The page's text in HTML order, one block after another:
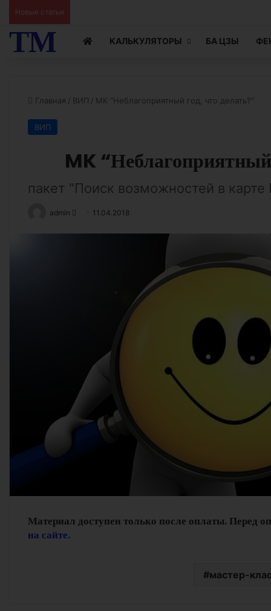
Новые статьи
ТМ КАЛЬКУЛЯТОРЫ БА ЦЗЫ
Главная / ВИП / MK “Неблагоприятный год, что делать?”
ВИП
MK
пакет "Поиск возможностей в
admin 11.04.2018
Материал доступен только после оплаты. Перед
на сайте.
мастер-